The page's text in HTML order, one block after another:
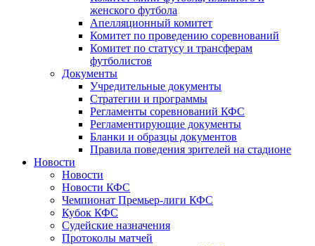
женского футбола
Апелляционный комитет
Комитет по проведению соревнований
Комитет по статусу и трансферам
футболистов
Документы
Учредительные документы
Стратегии и программы
Регламенты соревнований КФС
Регламентирующие документы
Бланки и образцы документов
Правила поведения зрителей на стадионе
Новости
Новости
Новости КФС
Чемпионат Премьер-лиги КФС
Кубок КФС
Судейские назначения
Протоколы матчей